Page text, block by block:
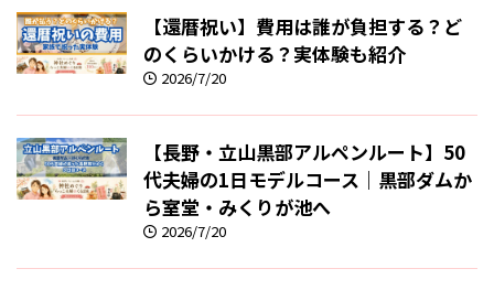
【還暦祝い】費用は誰が負担する？ど
のくらいかける？実体験も紹介
2026/7/20
【長野・立山黒部アルペンルート】50
代夫婦の1日モデルコース｜黒部ダムか
ら室堂・みくりが池へ
2026/7/20